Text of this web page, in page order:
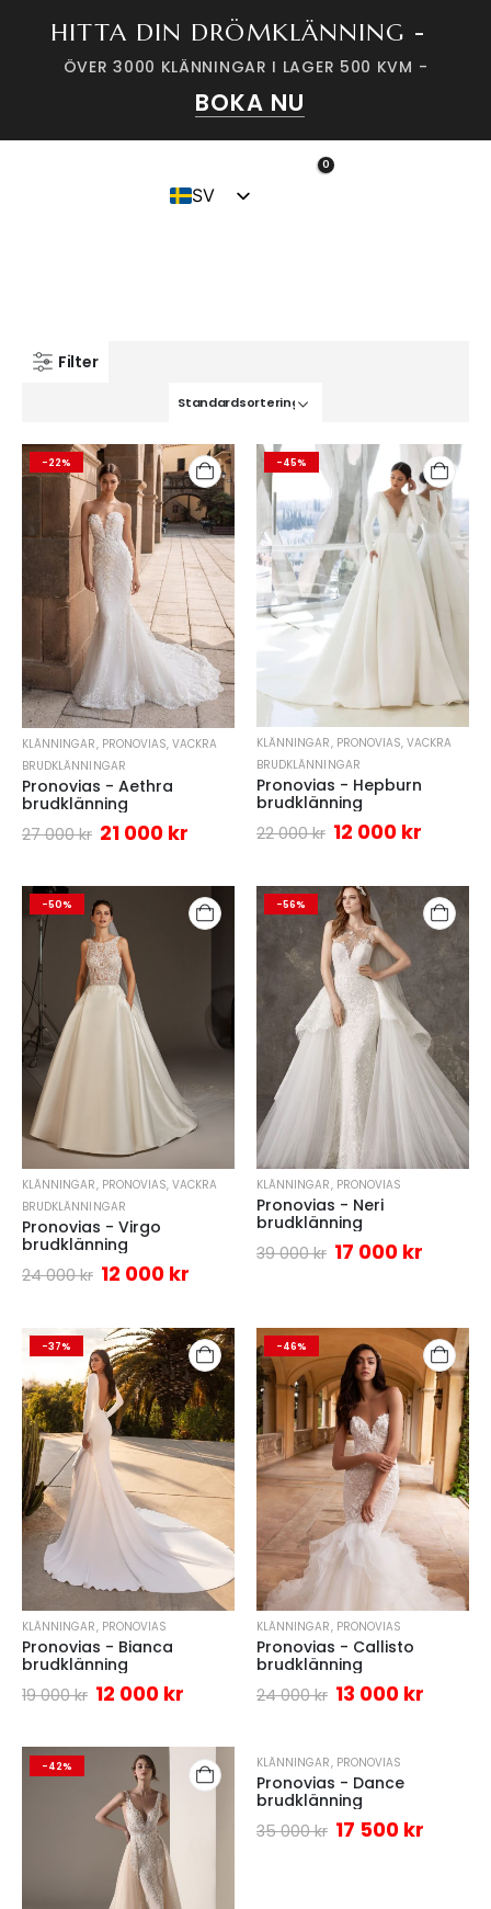
HITTA DIN DRÖMKLÄNNING -
ÖVER 3000 KLÄNNINGAR I LAGER 500 KVM -
BOKA NU
SV
0
KLÄNNINGAR
VACKRA BRUDKLÄNNINGAR
Pronovias
Filter
-22%
KLÄNNINGAR, PRONOVIAS,VACKRA
BRUDKLÄNNINGAR
Pronovias - Aethra
brudklänning
27 000kr 21 000 kr
-45%
KLÄNNINGAR, PRONOVIAS,VACKRA
BRUDKLÄNNINGAR
Pronovias - Hepburn
brudklänning
22 000kr 12 000 kr
-50%
KLÄNNINGAR, PRONOVIAS,VACKRA
BRUDKLÄNNINGAR
Pronovias - Virgo
brudklänning
24 000kr 12 000 kr
-56%
KLÄNNINGAR, PRONOVIAS
Pronovias - Neri
brudklänning
39 000kr 17 000 kr
-37%
KLÄNNINGAR, PRONOVIAS
Pronovias - Bianca
brudklänning
19 000kr 12 000 kr
-46%
KLÄNNINGAR, PRONOVIAS
Pronovias - Callisto
brudklänning
24 000kr 13 000 kr
-42% -50%
KLÄNNINGAR, PRONOVIAS
Pronovias - Dance
brudklänning
35 000kr 17 500 kr